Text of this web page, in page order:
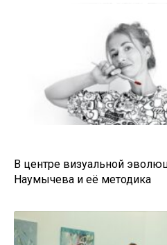
В центре визуальной
Наумычева и её методика